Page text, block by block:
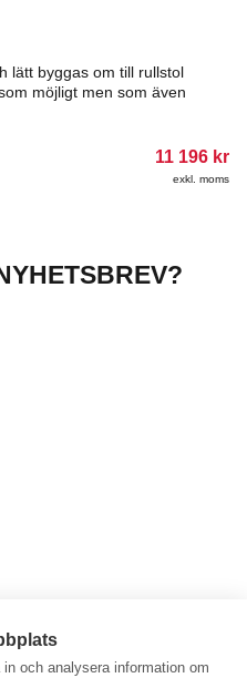
och analysera information om
lätt byggas om till rullstol
möjligt men som även
11 196 kr
exkl. moms